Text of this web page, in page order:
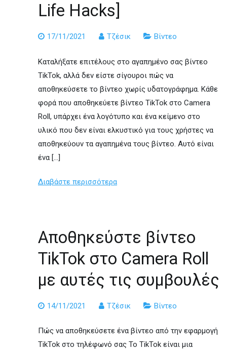
Life Hacks]
17/11/2021 Τζέσικ Βίντεο
Καταλήξατε επιτέλους στο αγαπημένο σας βίντεο
TikTok, αλλά δεν είστε σίγουροι πώς να
αποθηκεύσετε το βίντεο χωρίς υδατογράφημα. Κάθε
φορά που αποθηκεύετε βίντεο TikTok στο Camera
Roll, υπάρχει ένα λογότυπο και ένα κείμενο στο
υλικό που δεν είναι ελκυστικό για τους χρήστες να
αποθηκεύουν τα αγαπημένα τους βίντεο. Αυτό είναι
ένα […]
Διαβάστε περισσότερα
Αποθηκεύστε βίντεο
TikTok στο Camera Roll
με αυτές τις συμβουλές
14/11/2021 Τζέσικ Βίντεο
Πώς να αποθηκεύσετε ένα βίντεο από την εφαρμογή
TikTok στο τηλέφωνό σας Το TikTok είναι μια